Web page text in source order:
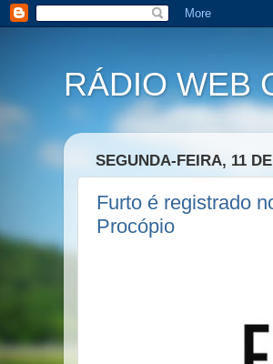
RÁDIO WEB
SEGUNDA-FEIRA, 11
Furto é registrado
Procópio